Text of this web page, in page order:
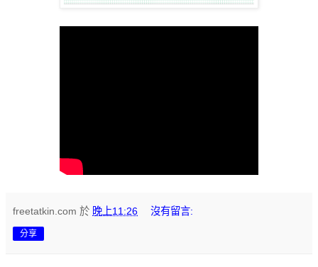
freetatkin.com 於 晚上11:26 沒有留言:
分享